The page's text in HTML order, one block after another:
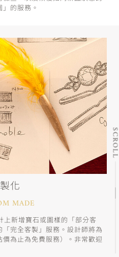
的服務。
化
MADE
新增寶石或圖樣的「部分客
完全客製」服務。設計師將為
為止為免費服務）。非常歡迎